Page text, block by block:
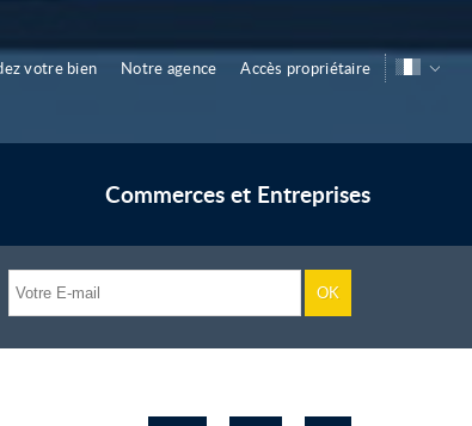
votre bien Notre agence Accès propriétaire
Commerces et Entreprises